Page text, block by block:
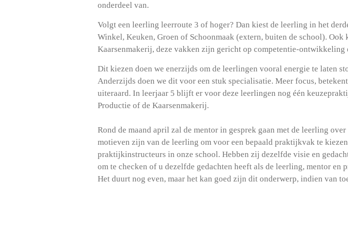
onderdeel van.
Volgt een leerling leerroute 3 of hoger? Dan kiest de leerling in het
Winkel, Keuken, Groen of Schoonmaak (extern, buiten de school).
Kaarsenmakerij, deze vakken zijn gericht op competentie-ontwikkeling
Dit kiezen doen we enerzijds om de leerlingen vooral energie te laten
Anderzijds doen we dit voor een stuk specialisatie. Meer focus,
uiteraard. In leerjaar 5 blijft er voor deze leerlingen nog één
Productie of de Kaarsenmakerij.
Rond de maand april zal de mentor in gesprek gaan met de leerling
motieven zijn van de leerling om voor een bepaald praktijkvak te
praktijkinstructeurs in onze school. Hebben zij dezelfde visie en
om te checken of u dezelfde gedachten heeft als de leerling, mentor en
Het duurt nog even, maar het kan goed zijn dit onderwerp, indien van